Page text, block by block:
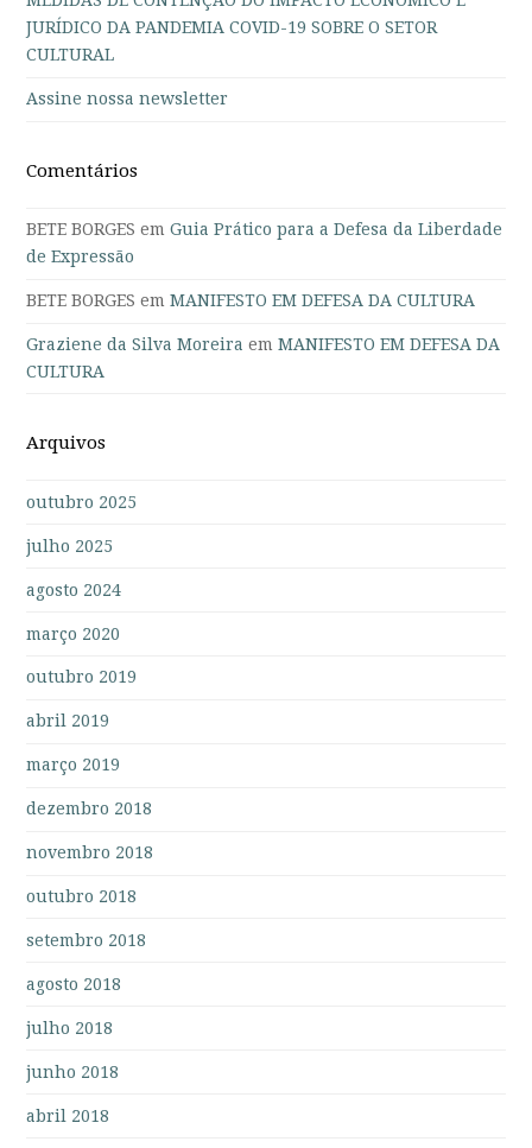
JURÍDICO DA PANDEMIA COVID-19 SOBRE O SETOR
CULTURAL
Assine nossa newsletter
Comentários
BETE BORGES emGuia Prático para a Defesa da Liberdade
de Expressão
BETE BORGES emMANIFESTO EM DEFESA DA CULTURA
Graziene da Silva Moreira emMANIFESTO EM DEFESA DA
CULTURA
Arquivos
outubro 2025
julho 2025
agosto 2024
março 2020
outubro 2019
abril 2019
março 2019
dezembro 2018
novembro 2018
outubro 2018
setembro 2018
agosto 2018
julho 2018
junho 2018
abril 2018